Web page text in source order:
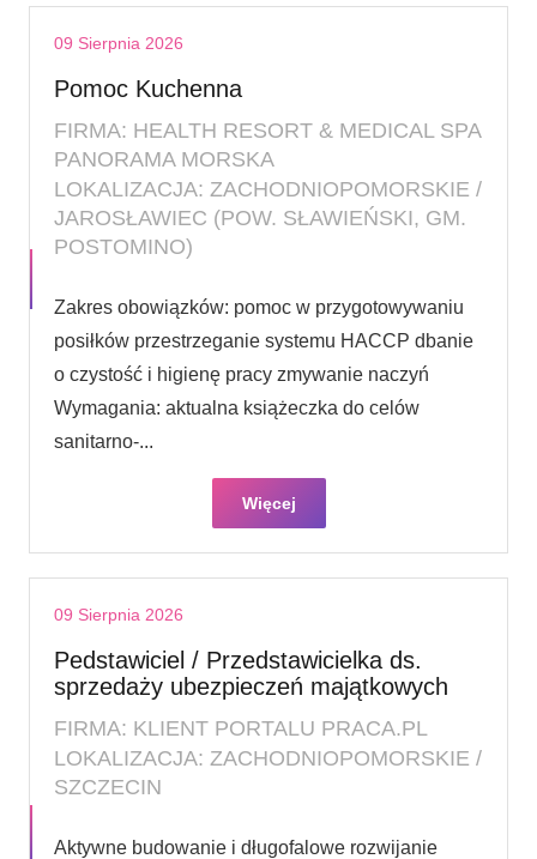
09 Sierpnia 2026
Pomoc Kuchenna
FIRMA: HEALTH RESORT & MEDICAL SPA
PANORAMA MORSKA
LOKALIZACJA: ZACHODNIOPOMORSKIE /
JAROSŁAWIEC (POW. SŁAWIEŃSKI, GM.
POSTOMINO)
Zakres obowiązków: pomoc w przygotowywaniu
posiłków przestrzeganie systemu HACCP dbanie
o czystość i higienę pracy zmywanie naczyń
Wymagania: aktualna książeczka do celów
sanitarno-...
Więcej
09 Sierpnia 2026
Pedstawiciel / Przedstawicielka ds.
sprzedaży ubezpieczeń majątkowych
FIRMA: KLIENT PORTALU PRACA.PL
LOKALIZACJA: ZACHODNIOPOMORSKIE /
SZCZECIN
Aktywne budowanie i długofalowe rozwijanie